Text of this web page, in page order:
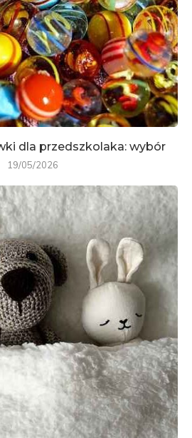
dla przedszkolaka: wybór
19/05/2026